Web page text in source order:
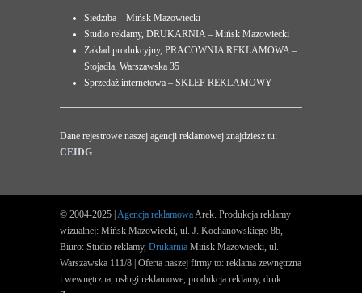
Siedziba – Mińsk Mazowiecki
Studio reklamy, DRUKARNIA – Mińsk Mazowiecki
Zakład produkcyjny, PRACOWNIA REKLAMOWA –
Stojadła, Warszawska 35
Sprzedaż internetowa – SKLEP REKLAMOWY
Dane rejestrowe naszej agencji reklamowej znajdziesz tu:
CEIDG
© 2004-2025 | Agencja reklamowaArek. Produkcja reklamy
wizualnej: Mińsk Mazowiecki, ul. J. Kochanowskiego 8b,
Biuro: Studio reklamy, Drukarnia Mińsk Mazowiecki, ul.
Warszawska 111/8 | Oferta naszej firmy to: reklama zewnętrzna
i wewnętrzna, usługi reklamowe, produkcja reklamy, druk.